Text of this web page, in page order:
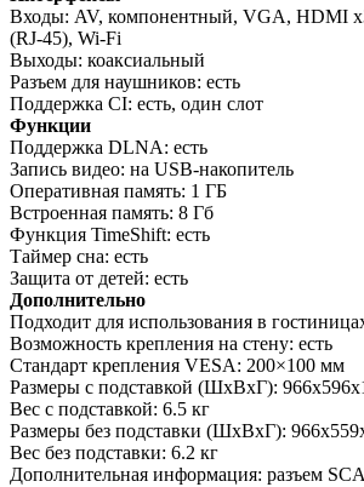
Входы: AV, компонентный, VGA, HDMI
(RJ-45), Wi-Fi
Выходы: коаксиальный
Разъем для наушников: есть
Поддержка CI: есть, один слот
Функции
Поддержка DLNA: есть
Запись видео: на USB-накопитель
Оперативная память: 1 ГБ
Встроенная память: 8 Гб
Функция TimeShift: есть
Таймер сна: есть
Защита от детей: есть
Дополнительно
Подходит для использования в
Возможность крепления на стену: есть
Стандарт крепления VESA: 200×100 мм
Размеры с подставкой (ШxВxГ):
Вес с подставкой: 6.5 кг
Размеры без подставки (ШxВxГ):
Вес без подставки: 6.2 кг
Дополнительная информация: разъем